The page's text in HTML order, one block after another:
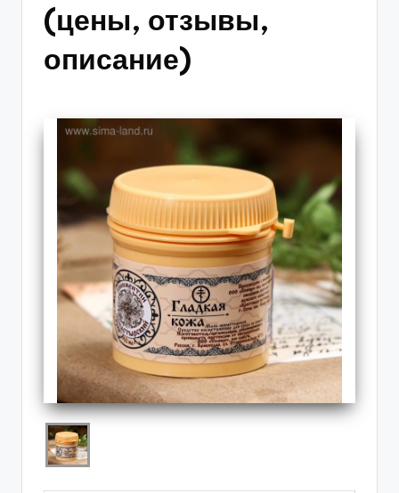
(цены, отзывы,
описание)